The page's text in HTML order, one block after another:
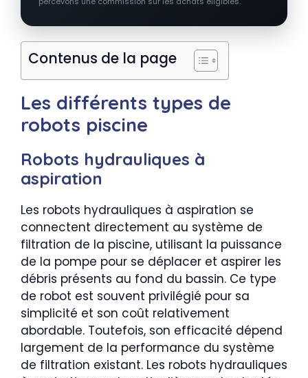
Contenus de la page
Les différents types de
robots piscine
Robots hydrauliques à
aspiration
Les robots hydrauliques à aspiration se
connectent directement au système de
filtration de la piscine, utilisant la puissance
de la pompe pour se déplacer et aspirer les
débris présents au fond du bassin. Ce type
de robot est souvent privilégié pour sa
simplicité et son coût relativement
abordable. Toutefois, son efficacité dépend
largement de la performance du système
de filtration existant. Les robots hydrauliques